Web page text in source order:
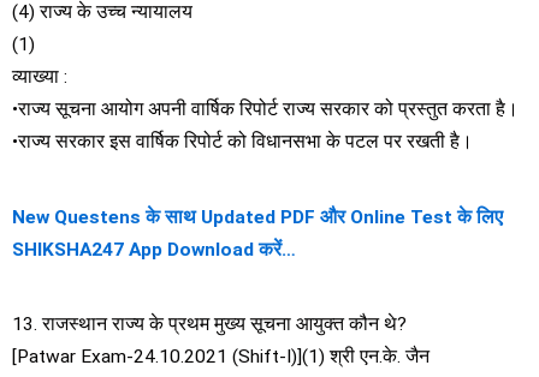
(4) राज्य के उच्च न्यायालय
(1)
व्याख्या :
•राज्य सूचना आयोग अपनी वार्षिक रिपोर्ट राज्य सरकार को प्रस्तुत करता है।
•राज्य सरकार इस वार्षिक रिपोर्ट को विधानसभा के पटल पर रखती है।
New Questens के साथ Updated PDF और Online Test के लिए
SHIKSHA247 App Download करें…
13. राजस्थान राज्य के प्रथम मुख्य सूचना आयुक्त कौन थे?
[Patwar Exam-24.10.2021 (Shift-I)](1) श्री एन.के. जैन